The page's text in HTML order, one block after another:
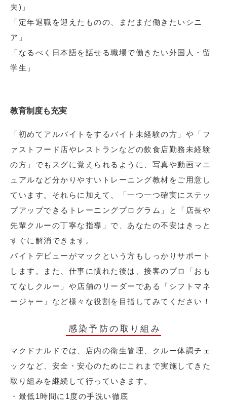
夫)」
「定年退職を迎えたものの、まだまだ働きたいシニ
ア」
「なるべく日本語を話せる職場で働きたい外国人・留
学生」
教育制度も充実
「初めてアルバイトをするバイト未経験の方」や「フ
ァストフード店やレストランなどの飲食店勤務未経験
の方」でもスグに覚えられるように、写真や動画マニ
ュアルなど分かりやすいトレーニング教材をご用意し
ています。それらに加えて、「一つ一つ確実にステッ
プアップできるトレーニングプログラム」と「店長や
先輩クルーの丁寧な指導」で、あなたの不安はきっと
すぐに解消できます。
バイトデビューがマックという方もしっかりサポート
します。また、仕事に慣れた後は、接客のプロ「おも
てなしクルー」や店舗のリーダーである「シフトマネ
ージャー」など様々な役割を目指してみてください！
感染予防の取り組み
マクドナルドでは、店内の衛生管理、クルー体調チェ
ックなど、安全・安心のためにこれまで実施してきた
取り組みを継続して行っていきます。
・最低1時間に1度の手洗い徹底